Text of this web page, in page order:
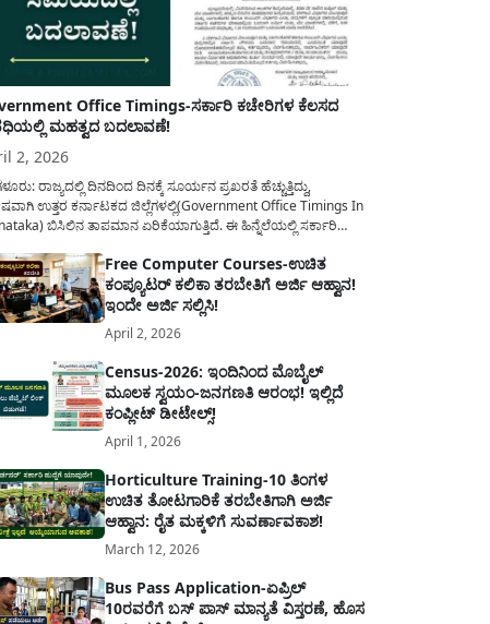
Office Timings-ಸರ್ಕಾರಿ ಕಚೇರಿಗಳ ಕೆಲಸದ
ಮಹತ್ವದ ಬದಲಾವಣೆ!
2, 2026
ರಾಜ್ಯದಲ್ಲಿ ದಿನದಿಂದ ದಿನಕ್ಕೆ ಸೂರ್ಯನ ಪ್ರಖರತೆ ಹೆಚ್ಚುತ್ತಿದ್ದು,
ಉತ್ತರ ಕರ್ನಾಟಕದ ಜಿಲ್ಲೆಗಳಲ್ಲಿ(Government Office Timings In
ಬಿಸಿಲಿನ ತಾಪಮಾನ ಏರಿಕೆಯಾಗುತ್ತಿದೆ. ಈ ಹಿನ್ನೆಲೆಯಲ್ಲಿ ಸರ್ಕಾರಿ
ಮಹತ್ವದ ನಿರ್ಧಾರವೊಂದನ್ನು ಕೈಗೊಂಡಿದೆ. ಕಿತ್ತೂರು ಕರ್ನಾಟಕ ಮತ್ತು
ಕರ್ನಾಟಕದ ಒಟ್ಟು 9 ಜಿಲ್ಲೆಗಳಲ್ಲಿ ಏಪ್ರಿಲ್...
Free Computer Courses-ಉಚಿತ
ಕಂಪ್ಯೂಟರ್ ಕಲಿಕಾ ತರಬೇತಿಗೆ ಅರ್ಜಿ ಆಹ್ವಾನ!
ಇಂದೇ ಅರ್ಜಿ ಸಲ್ಲಿಸಿ!
April 2, 2026
Census-2026: ಇಂದಿನಿಂದ ಮೊಬೈಲ್
ಮೂಲಕ ಸ್ವಯಂ-ಜನಗಣತಿ ಆರಂಭ! ಇಲ್ಲಿದೆ
ಕಂಪ್ಲೀಟ್ ಡೀಟೇಲ್ಸ್!
April 1, 2026
Horticulture Training-10 ತಿಂಗಳ
ಉಚಿತ ತೋಟಗಾರಿಕೆ ತರಬೇತಿಗಾಗಿ ಅರ್ಜಿ
ಆಹ್ವಾನ: ರೈತ ಮಕ್ಕಳಿಗೆ ಸುವರ್ಣಾವಕಾಶ!
March 12, 2026
Bus Pass Application-ಏಪ್ರಿಲ್
10ರವರೆಗೆ ಬಸ್ ಪಾಸ್ ಮಾನ್ಯತೆ ವಿಸ್ತರಣೆ, ಹೊಸ